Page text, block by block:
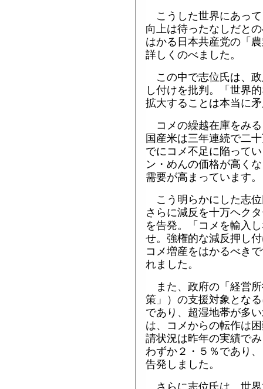
こうした世界にあっ
向上は待ったなしだと
はかる日本共産党の「
詳しくのべました。
この中で志位氏は、
し付けを批判。「世界
拡大することは本当に
コメの繰越在庫をみ
国産米は三年連続で二
でにコメ不足に陥って
ン・めんの価格が高く
需要が高まっています。
こう明らかにした志
さらに減反を十万ヘク
を告発。「コメを輸入
せ。強権的な減反押し
コメ増産をはかるべき
れました。
また、政府の「経営
策」）の支援対象とな
であり、超湿地帯が多
は、コメからの転作は
請状況は昨年の実績で
わずか２・５％であり
告発しました。
さらに志位氏は、世